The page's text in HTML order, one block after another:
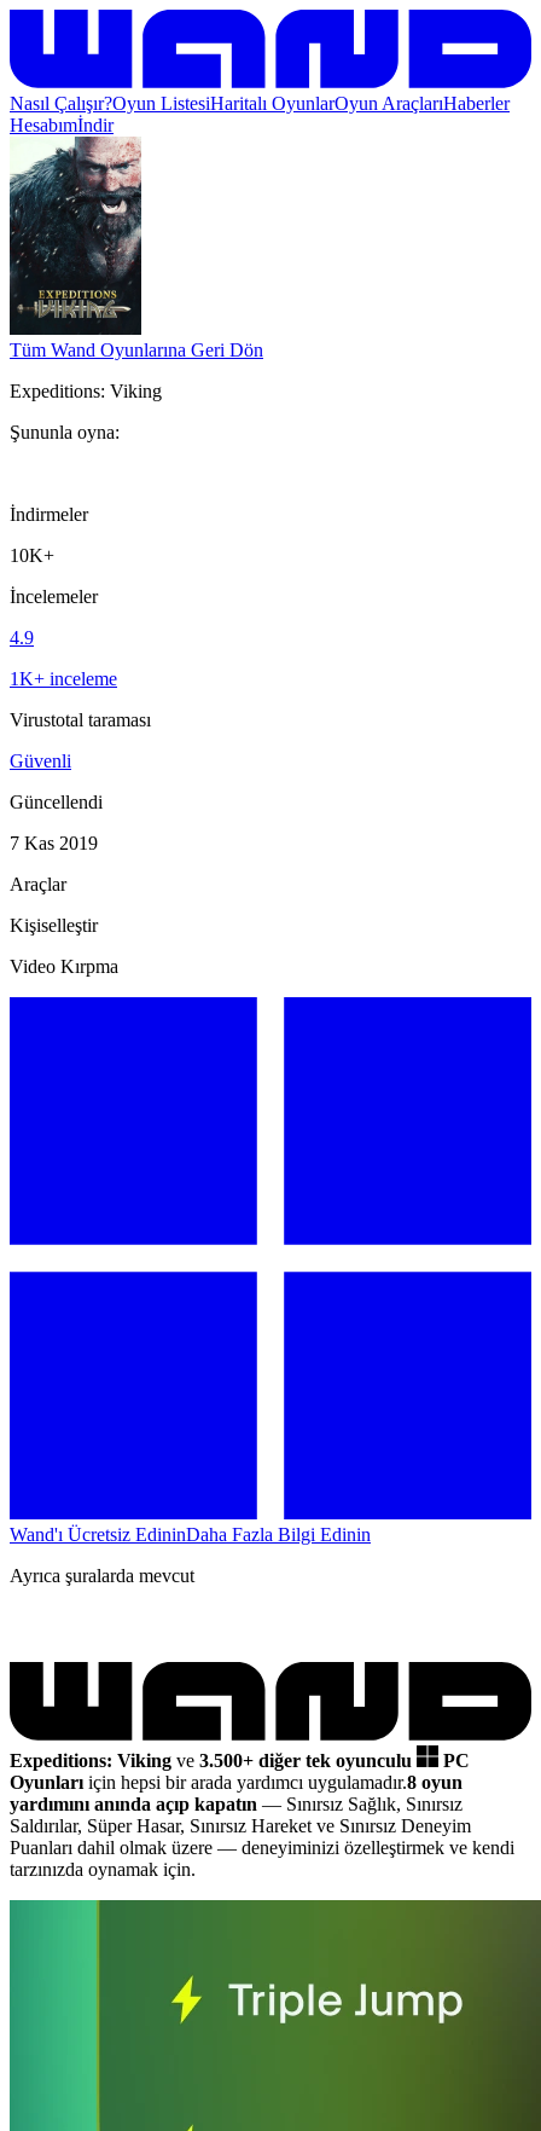
Nasıl Çalışır?Oyun ListesiHaritalı OyunlarOyun AraçlarıHaberler
Hesabımİndir
Tüm Wand Oyunlarına Geri Dön
Expeditions: Viking
Şununla oyna:
İndirmeler
10K+
İncelemeler
4.9
1K+ inceleme
Virustotal taraması
Güvenli
Güncellendi
7 Kas 2019
Araçlar
Kişiselleştir
Video Kırpma
Wand'ı Ücretsiz EdininDaha Fazla Bilgi Edinin
Ayrıca şuralarda mevcut
Expeditions: Viking ve 3.500+ diğer tek oyunculu
PC
Oyunları için hepsi bir arada yardımcı uygulamadır.8 oyun
yardımını anında açıp kapatın — Sınırsız Sağlık, Sınırsız
Saldırılar, Süper Hasar, Sınırsız Hareket ve Sınırsız Deneyim
Puanları dahil olmak üzere — deneyiminizi özelleştirmek ve kendi
tarzınızda oynamak için.